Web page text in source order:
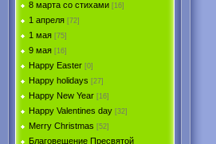
8 марта со стихами [16]
1 апреля [72]
1 мая [75]
9 мая [16]
Happy Easter [0]
Happy holidays [27]
Happy New Year [16]
Happy Valentines day [32]
Merry Christmas [52]
Благовещение Пресвятой